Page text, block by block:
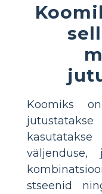
Koomiks
stseenid